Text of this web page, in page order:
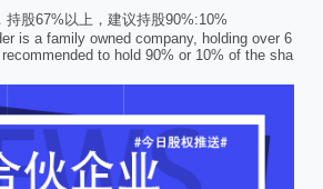
持股67%以上，建议持股90%:10%
is a family owned company, holding over 6
to hold 90% or 10% of the sha